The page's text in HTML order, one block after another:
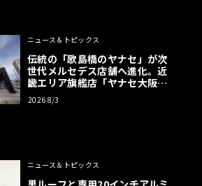
ニュース＆トピックス
伝統の「歌島橋のヤナセ」が次
世代メルセデス店舗へ進化。近
畿エリア旗艦店「ヤナセ大阪支
店」がリニューアル
2026 8/3
ニュース＆トピックス